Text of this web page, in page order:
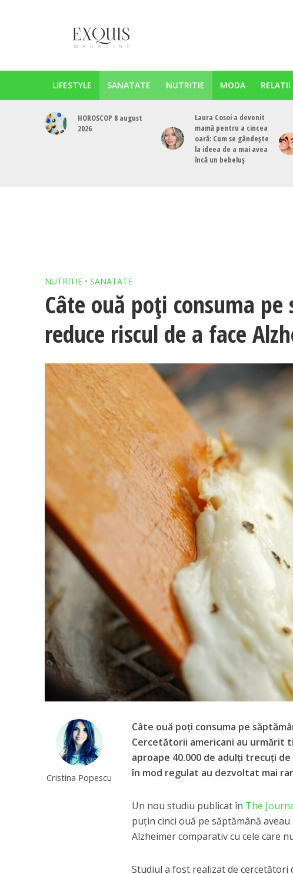
LIFESTYLE SANATATE NUTRITIE MODA RELATII
HOROSCOP 8 august
2026
Laura Cosoi a devenit
mamă pentru a cincea
oară: Cum se gândește
la ideea de a mai avea
încă un bebeluș
NUTRITIE • SANATATE
Câte ouă poți consuma
reduce riscul de a face
Cristina Popescu
Câte ouă poți consuma pe
Cercetătorii americani au urmărit
aproape 40.000 de adulți trecuți
în mod regulat au dezvoltat mai
Un nou studiu publicat în The
puțin cinci ouă pe săptămână
Alzheimer comparativ cu cele care
Studiul a fost realizat de cercetători